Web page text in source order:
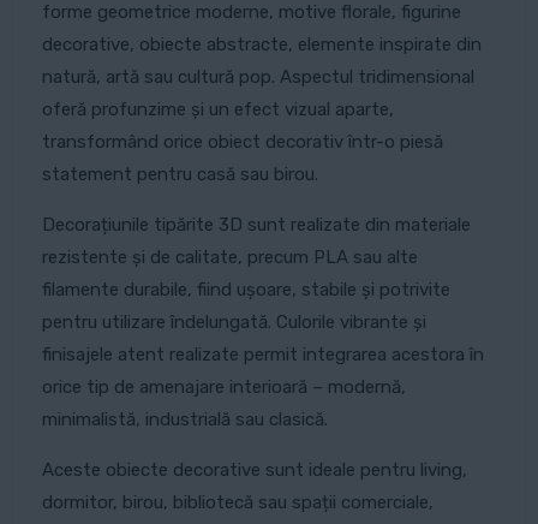
forme geometrice moderne, motive florale, figurine
decorative, obiecte abstracte, elemente inspirate din
natură, artă sau cultură pop. Aspectul tridimensional
oferă profunzime și un efect vizual aparte,
transformând orice obiect decorativ într-o piesă
statement pentru casă sau birou.
Decorațiunile tipărite 3D sunt realizate din materiale
rezistente și de calitate, precum PLA sau alte
filamente durabile, fiind ușoare, stabile și potrivite
pentru utilizare îndelungată. Culorile vibrante și
finisajele atent realizate permit integrarea acestora în
orice tip de amenajare interioară – modernă,
minimalistă, industrială sau clasică.
Aceste obiecte decorative sunt ideale pentru living,
dormitor, birou, bibliotecă sau spații comerciale,